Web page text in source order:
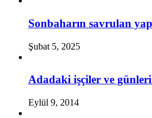
Sonbaharın savrulan
Şubat 5, 2025
Adadaki işçiler ve
Eylül 9, 2014